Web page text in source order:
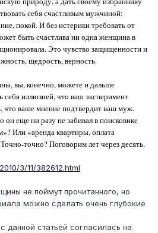
себя счастливым мужчиной:
покой. И без истерики требовать от
быть счастлива ни одна женщина в
Это чувство защищенности и
щедрость, верность.
вы, конечно, можете и дальше
себя иллюзией, что ваш эксперимент
что ваше мнение подтвердит ваш муж.
еще ни разу не забивал в поисковике
Или «аренда квартиры, оплата
точно? Поговорим лет через десять.
3/11/382612.html
не поймут прочитанного, но
можно сделать очень глубокие
статьёй согласилась на